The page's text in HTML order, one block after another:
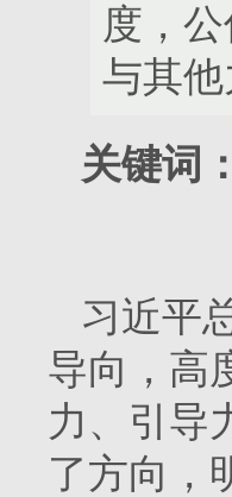
度，
与其
关键词
习近平
导向，高
力、引导
了方向，